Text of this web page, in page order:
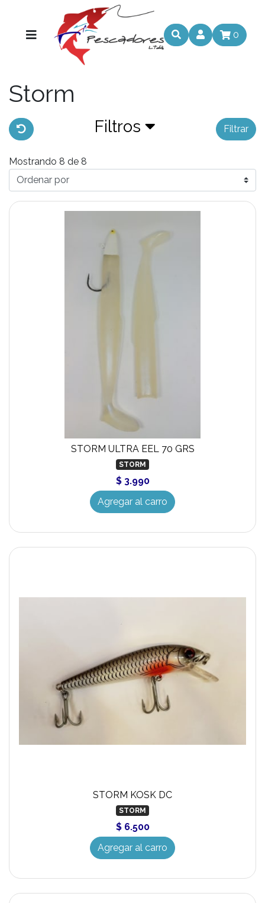
0
Storm
Filtros Filtrar
Mostrando 8 de 8
STORM ULTRA EEL 70 GRS
STORM
$ 3.990
Agregar al carro
STORM KOSK DC
STORM
$ 6.500
Agregar al carro